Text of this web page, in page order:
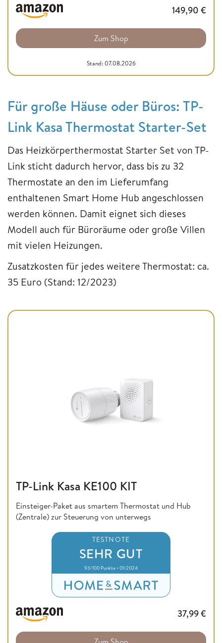
149,90 €
Zum Shop
Stand: 07.08.2026
Für große Häuse oder Büros: TP-
Link Kasa Thermostat Starter-Set
Das Heizkörperthermostat Starter Set von TP-
Link sticht dadurch hervor, dass bis zu 32
Thermostate an den im Lieferumfang
enthaltenen Smart Home Hub angeschlossen
werden können. Damit eignet sich dieses
Modell auch für Büroräume oder große Villen
mit vielen Heizungen.
Zusatzkosten für jedes weitere Thermostat: ca.
35 Euro (Stand: 12/2023)
TP-Link Kasa KE100 KIT
Einsteiger-Paket aus smartem Thermostat und Hub
(Zentrale) zur Steuerung von unterwegs
TESTNOTE
SEHR GUT
93/100 Punkte • 01/2024
37,99€